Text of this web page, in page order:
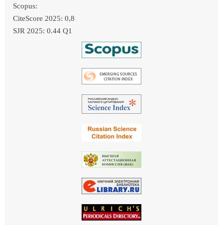
Scopus:
CiteScore 2025: 0,8
SJR 2025: 0.44 Q1